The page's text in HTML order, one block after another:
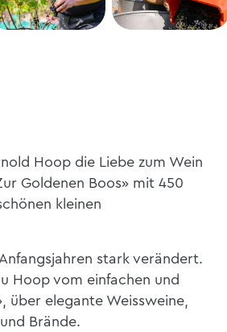
Hoop die Liebe zum Wein
Goldenen Boos» mit 450
kleinen
stark verändert.
Hoop vom einfachen und
über elegante Weissweine,
Brände.